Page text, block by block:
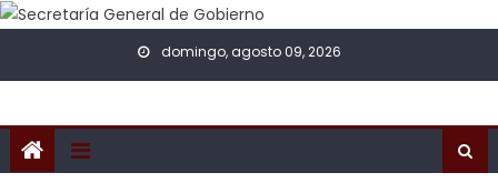
Skip to content
domingo, agosto 09, 2026